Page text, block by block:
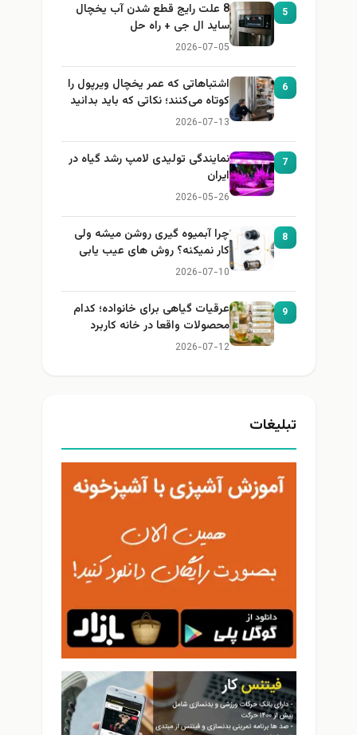
5
8 علت رایج قطع شدن آب یخچال
ساید ال جی + راه حل
2026-07-05
6
اشتباهاتی که عمر یخچال ویرپول را
کوتاه می‌کنند؛ نکاتی که باید بدانید
2026-07-13
7
نمایندگی تولیدی لامپ رشد گیاه در
ایران
2026-05-26
8
چرا آبمیوه گیری روشن میشه ولی
کار نمیکنه؟ روش های عیب یابی
2026-07-10
9
عرقیات گیاهی برای خانواده؛ کدام
محصولات واقعا در خانه کاربرد
دارند؟
2026-07-12
تبلیغات